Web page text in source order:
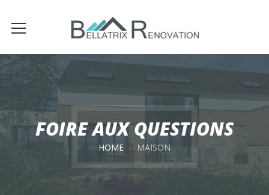
FOIRE AUX QUESTIONS
HOME MAISON